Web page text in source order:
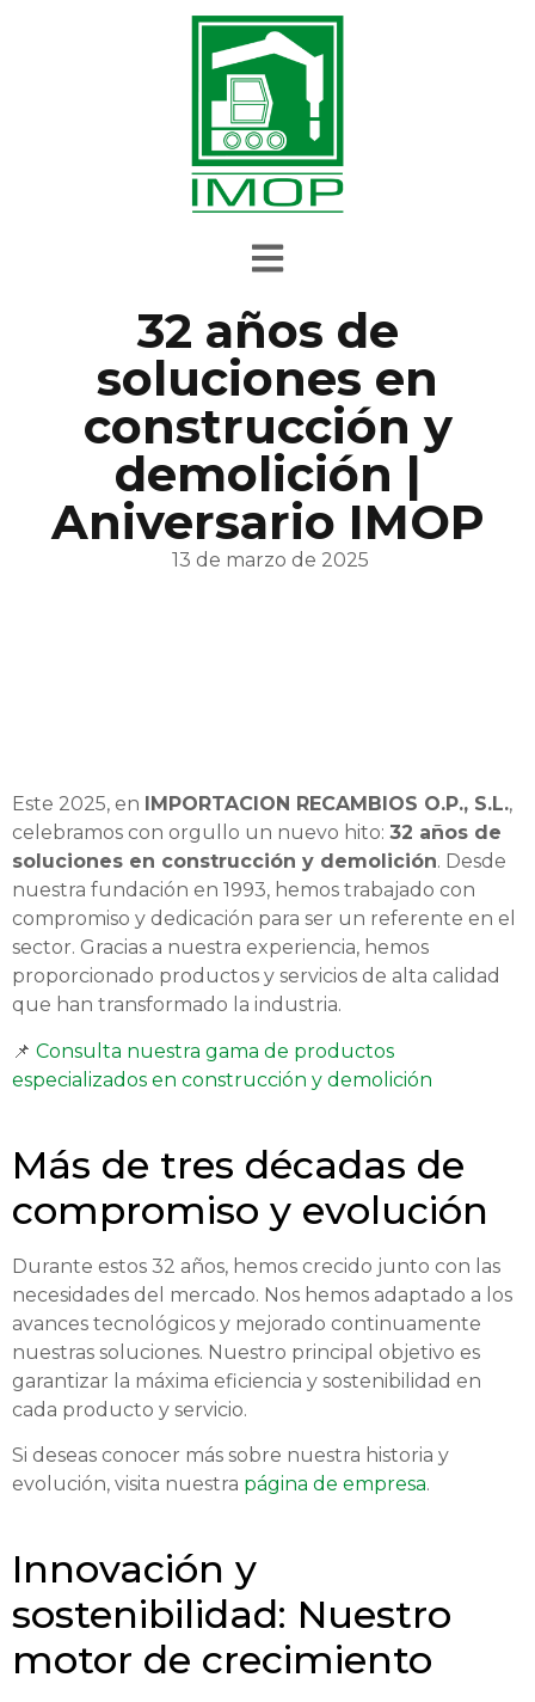
32 años de
soluciones en
construcción y
demolición |
Aniversario IMOP
13 de marzo de 2025
Este 2025, en IMPORTACION RECAMBIOS O.P., S.L.,
celebramos con orgullo un nuevo hito: 32 años de
soluciones en construcción y demolición. Desde
nuestra fundación en 1993, hemos trabajado con
compromiso y dedicación para ser un referente en el
sector. Gracias a nuestra experiencia, hemos
proporcionado productos y servicios de alta calidad
que han transformado la industria.
📌 Consulta nuestra gama de productos
especializados en construcción y demolición
Más de tres décadas de
compromiso y evolución
Durante estos 32 años, hemos crecido junto con las
necesidades del mercado. Nos hemos adaptado a los
avances tecnológicos y mejorado continuamente
nuestras soluciones. Nuestro principal objetivo es
garantizar la máxima eficiencia y sostenibilidad en
cada producto y servicio.
Si deseas conocer más sobre nuestra historia y
evolución, visita nuestra página de empresa.
Innovación y
sostenibilidad: Nuestro
motor de crecimiento